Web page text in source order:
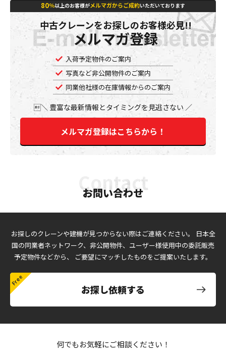
80％以上のお客様がメルマガからご成約いただいております
中古クレーンをお探しのお客様必見!!
メルマガ登録
入荷予定物件のご案内
写真など非公開物件のご案内
同業他社様の在庫情報からのご案内
豊富な最新情報とタイミングを見逃さない
メルマガ登録はこちらから！
お問い合わせ
お探しのクレーンや建機が見つからない際はご連絡ください。
日本全
国の同業者ネットワーク、非公開物件、ユーザー様使用中の委託販売
予定物件などから、
ご要望にマッチしたものをご提案いたします。
お探し依頼する
何でもお気軽にご相談ください！